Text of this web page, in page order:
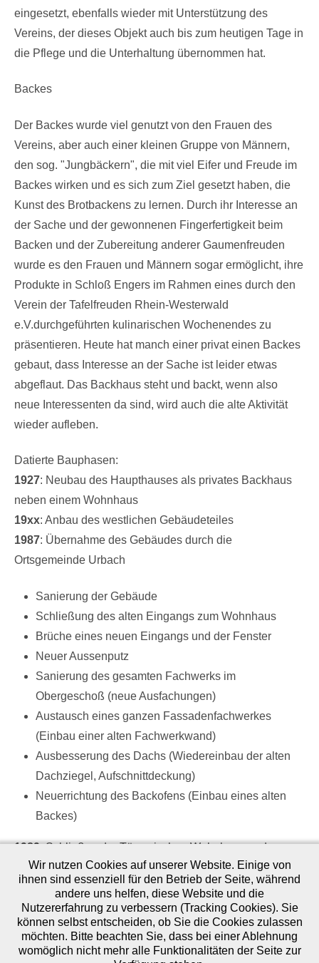
eingesetzt, ebenfalls wieder mit Unterstützung des
Vereins, der dieses Objekt auch bis zum heutigen Tage in
die Pflege und die Unterhaltung übernommen hat.
Backes
Der Backes wurde viel genutzt von den Frauen des
Vereins, aber auch einer kleinen Gruppe von Männern,
den sog. "Jungbäckern", die mit viel Eifer und Freude im
Backes wirken und es sich zum Ziel gesetzt haben, die
Kunst des Brotbackens zu lernen. Durch ihr Interesse an
der Sache und der gewonnenen Fingerfertigkeit beim
Backen und der Zubereitung anderer Gaumenfreuden
wurde es den Frauen und Männern sogar ermöglicht, ihre
Produkte in Schloß Engers im Rahmen eines durch den
Verein der Tafelfreuden Rhein-Westerwald
e.V.durchgeführten kulinarischen Wochenendes zu
präsentieren. Heute hat manch einer privat einen Backes
gebaut, dass Interesse an der Sache ist leider etwas
abgeflaut. Das Backhaus steht und backt, wenn also
neue Interessenten da sind, wird auch die alte Aktivität
wieder aufleben.
Datierte Bauphasen:
1927: Neubau des Haupthauses als privates Backhaus
neben einem Wohnhaus
19xx: Anbau des westlichen Gebäudeteiles
1987: Übernahme des Gebäudes durch die
Ortsgemeinde Urbach
Sanierung der Gebäude
Schließung des alten Eingangs zum Wohnhaus
Brüche eines neuen Eingangs und der Fenster
Neuer Aussenputz
Sanierung des gesamten Fachwerks im
Obergeschoß (neue Ausfachungen)
Austausch eines ganzen Fassadenfachwerkes
(Einbau einer alten Fachwerkwand)
Ausbesserung des Dachs (Wiedereinbau der alten
Dachziegel, Aufschnittdeckung)
Neuerrichtung des Backofens (Einbau eines alten
Backes)
1989: Schließen der Tür zwischen Wohnhaus und
Backesanbau (stattdessen Einbau eines kleinen
Fensters), Bruch eines Fensters auf der Westseite,
Einbau eines Toilettenraumes
Wir nutzen Cookies auf unserer Website. Einige von
ihnen sind essenziell für den Betrieb der Seite, während
andere uns helfen, diese Website und die
Nutzererfahrung zu verbessern (Tracking Cookies). Sie
können selbst entscheiden, ob Sie die Cookies zulassen
möchten. Bitte beachten Sie, dass bei einer Ablehnung
womöglich nicht mehr alle Funktionalitäten der Seite zur